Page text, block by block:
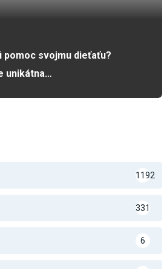
pomoc svojmu dieťaťu?
unikátna…
1192
331
6